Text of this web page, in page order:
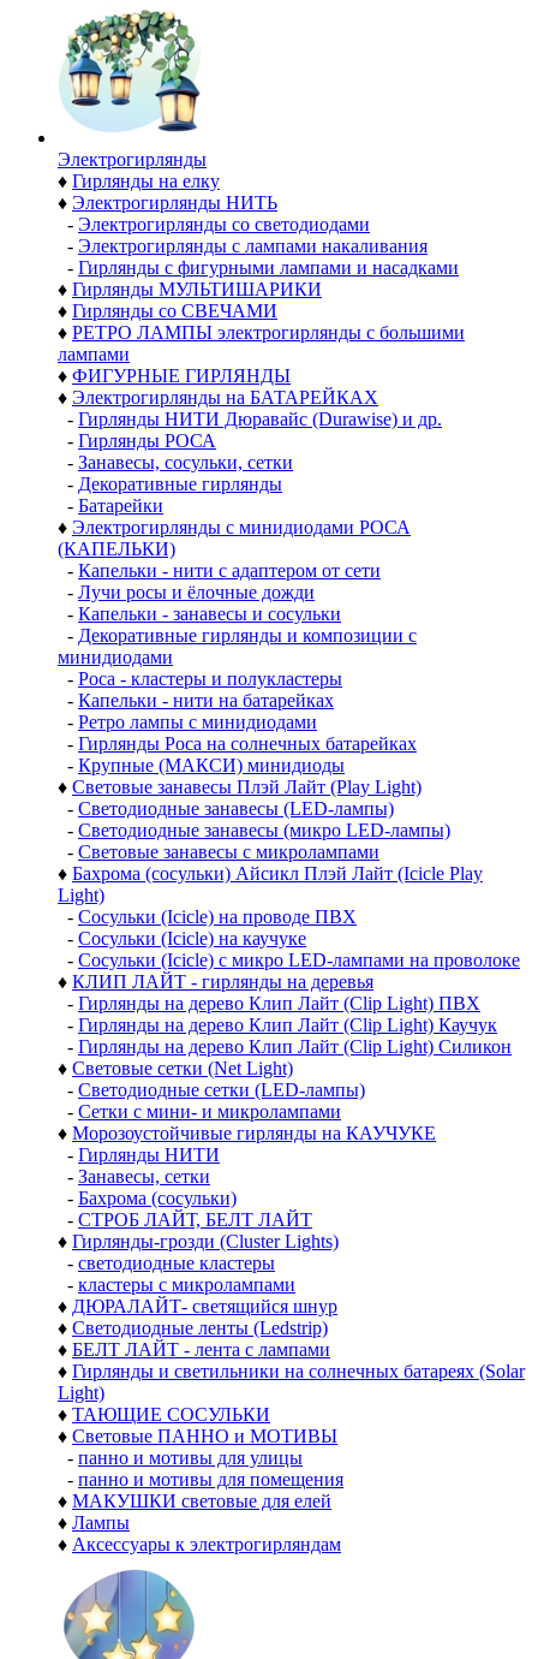
Электро­гирлянды
♦ Гирлянды на елку
♦ Электрогирлянды НИТЬ
- Электрогирлянды со светодиодами
- Электрогирлянды с лампами накаливания
- Гирлянды с фигурными лампами и насадками
♦ Гирлянды МУЛЬТИШАРИКИ
♦ Гирлянды со СВЕЧАМИ
♦ РЕТРО ЛАМПЫ электрогирлянды с большими
лампами
♦ ФИГУРНЫЕ ГИРЛЯНДЫ
♦ Электрогирлянды на БАТАРЕЙКАХ
- Гирлянды НИТИ Дюравайс (Durawise) и др.
- Гирлянды РОСА
- Занавесы, сосульки, сетки
- Декоративные гирлянды
- Батарейки
♦ Электрогирлянды с минидиодами РОСА
(КАПЕЛЬКИ)
- Капельки - нити с адаптером от сети
- Лучи росы и ёлочные дожди
- Капельки - занавесы и сосульки
- Декоративные гирлянды и композиции с
минидиодами
- Роса - кластеры и полукластеры
- Капельки - нити на батарейках
- Ретро лампы с минидиодами
- Гирлянды Роса на солнечных батарейках
- Крупные (МАКСИ) минидиоды
♦ Световые занавесы Плэй Лайт (Play Light)
- Светодиодные занавесы (LED-лампы)
- Светодиодные занавесы (микро LED-лампы)
- Световые занавесы с микролампами
♦ Бахрома (сосульки) Айсикл Плэй Лайт (Icicle Play
Light)
- Сосульки (Icicle) на проводе ПВХ
- Сосульки (Icicle) на каучуке
- Сосульки (Icicle) с микро LED-лампами на проволоке
♦ КЛИП ЛАЙТ - гирлянды на деревья
- Гирлянды на дерево Клип Лайт (Clip Light) ПВХ
- Гирлянды на дерево Клип Лайт (Clip Light) Каучук
- Гирлянды на дерево Клип Лайт (Clip Light) Силикон
♦ Световые сетки (Net Light)
- Светодиодные сетки (LED-лампы)
- Сетки с мини- и микролампами
♦ Морозоустойчивые гирлянды на КАУЧУКЕ
- Гирлянды НИТИ
- Занавесы, сетки
- Бахрома (сосульки)
- СТРОБ ЛАЙТ, БЕЛТ ЛАЙТ
♦ Гирлянды-грозди (Cluster Lights)
- светодиодные кластеры
- кластеры с микролампами
♦ ДЮРАЛАЙТ- светящийся шнур
♦ Светодиодные ленты (Ledstrip)
♦ БЕЛТ ЛАЙТ - лента с лампами
♦ Гирлянды и светильники на солнечных батареях (Solar
Light)
♦ ТАЮЩИЕ СОСУЛЬКИ
♦ Световые ПАННО и МОТИВЫ
- панно и мотивы для улицы
- панно и мотивы для помещения
♦ МАКУШКИ световые для елей
♦ Лампы
♦ Аксессуары к электрогирляндам